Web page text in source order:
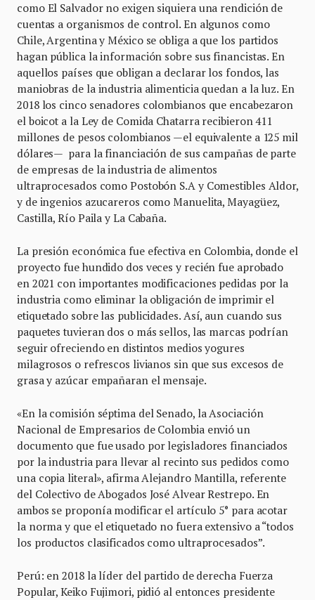
como El Salvador no exigen siquiera una rendición de
cuentas a organismos de control. En algunos como
Chile, Argentina y México se obliga a que los partidos
hagan pública la información sobre sus financistas. En
aquellos países que obligan a declarar los fondos, las
maniobras de la industria alimenticia quedan a la luz. En
2018 los cinco senadores colombianos que encabezaron
el boicot a la Ley de Comida Chatarra recibieron 411
millones de pesos colombianos —el equivalente a 125 mil
dólares— para la financiación de sus campañas de parte
de empresas de la industria de alimentos
ultraprocesados como Postobón S.A y Comestibles Aldor,
y de ingenios azucareros como Manuelita, Mayagüez,
Castilla, Río Paila y La Cabaña.
La presión económica fue efectiva en Colombia, donde el
proyecto fue hundido dos veces y recién fue aprobado
en 2021 con importantes modificaciones pedidas por la
industria como eliminar la obligación de imprimir el
etiquetado sobre las publicidades. Así, aun cuando sus
paquetes tuvieran dos o más sellos, las marcas podrían
seguir ofreciendo en distintos medios yogures
milagrosos o refrescos livianos sin que sus excesos de
grasa y azúcar empañaran el mensaje.
«En la comisión séptima del Senado, la Asociación
Nacional de Empresarios de Colombia envió un
documento que fue usado por legisladores financiados
por la industria para llevar al recinto sus pedidos como
una copia literal», afirma Alejandro Mantilla, referente
del Colectivo de Abogados José Alvear Restrepo. En
ambos se proponía modificar el artículo 5° para acotar
la norma y que el etiquetado no fuera extensivo a “todos
los productos clasificados como ultraprocesados”.
Perú: en 2018 la líder del partido de derecha Fuerza
Popular, Keiko Fujimori, pidió al entonces presidente